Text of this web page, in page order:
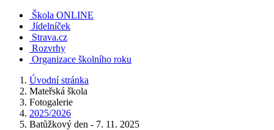
Škola ONLINE
Jídelníček
Strava.cz
Rozvrhy
Organizace školního roku
Úvodní stránka
Mateřská škola
Fotogalerie
2025/2026
Batůžkový den - 7. 11. 2025